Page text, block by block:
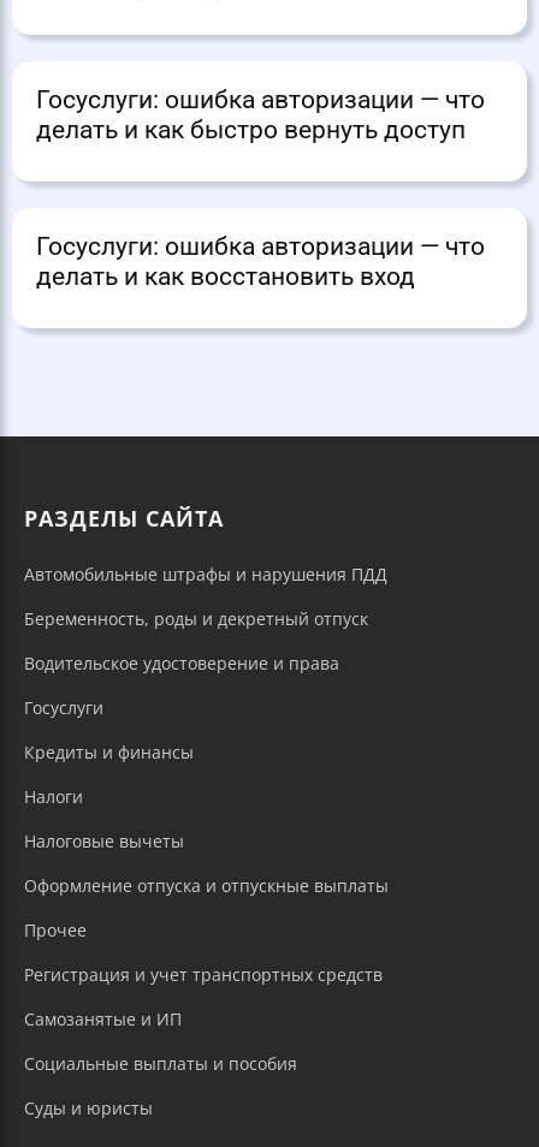
Госуслуги: ошибка авторизации — что
делать и как быстро вернуть доступ
Госуслуги: ошибка авторизации — что
делать и как восстановить вход
РАЗДЕЛЫ САЙТА
Автомобильные штрафы и нарушения ПДД
Беременность, роды и декретный отпуск
Водительское удостоверение и права
Госуслуги
Кредиты и финансы
Налоги
Налоговые вычеты
Оформление отпуска и отпускные выплаты
Прочее
Регистрация и учет транспортных средств
Самозанятые и ИП
Социальные выплаты и пособия
Суды и юристы